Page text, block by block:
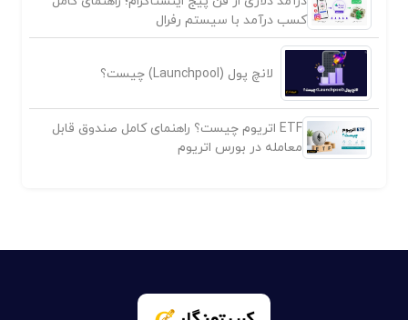
کسب درآمد با سیستم رفرال
لانچ پول (Launchpool) چیست؟
ETF اتریوم چیست؟ راهنمای کامل صندوق قابل
معامله در بورس اتریوم